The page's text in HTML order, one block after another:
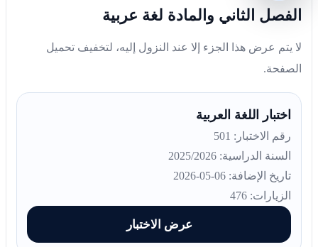
الفصل الثاني والمادة لغة عربية
لا يتم عرض هذا الجزء إلا عند النزول إليه، لتخفيف تحميل
الصفحة.
اختبار اللغة العربية
رقم الاختبار: 501
السنة الدراسية: 2025/2026
تاريخ الإضافة: 06-05-2026
الزيارات: 476
عرض الاختبار